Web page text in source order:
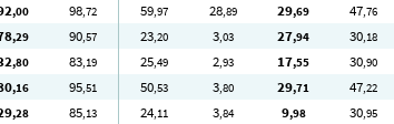
,00 98,72 59,97 28,89 29,69 47,76
,29 90,57 23,20 3,03 27,94 30,18
,80 83,19 25,49 2,93 17,55 30,90
,16 95,51 50,53 3,80 29,71 47,22
,28 85,13 24,11 3,84 9,98 30,95